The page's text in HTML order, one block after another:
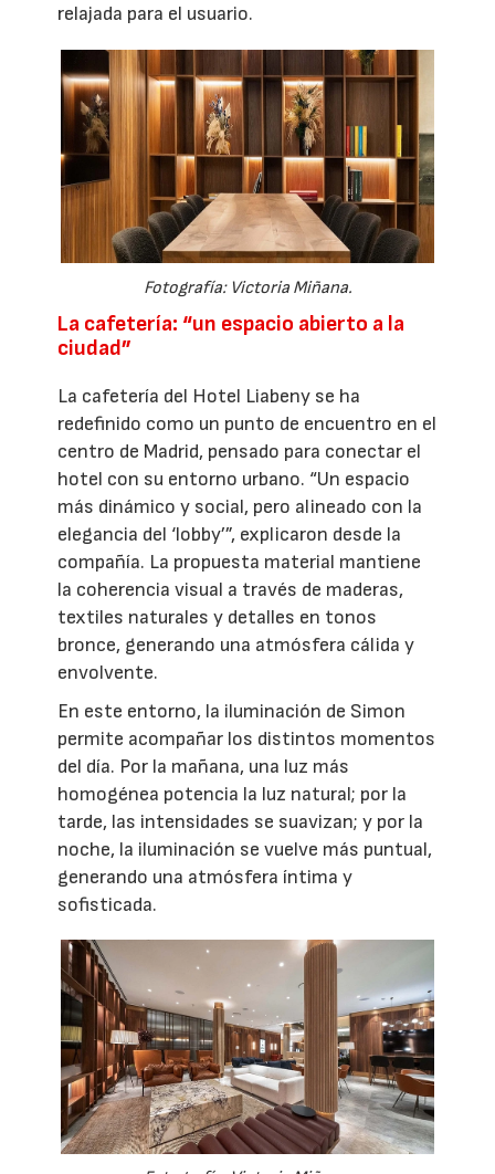
relajada para el usuario.
Fotografía: Victoria Miñana.
La cafetería: “un espacio abierto a la
ciudad”
La cafetería del Hotel Liabeny se ha
redefinido como un punto de encuentro en el
centro de Madrid, pensado para conectar el
hotel con su entorno urbano. “Un espacio
más dinámico y social, pero alineado con la
elegancia del ‘lobby’”, explicaron desde la
compañía. La propuesta material mantiene
la coherencia visual a través de maderas,
textiles naturales y detalles en tonos
bronce, generando una atmósfera cálida y
envolvente.
En este entorno, la iluminación de Simon
permite acompañar los distintos momentos
del día. Por la mañana, una luz más
homogénea potencia la luz natural; por la
tarde, las intensidades se suavizan; y por la
noche, la iluminación se vuelve más puntual,
generando una atmósfera íntima y
sofisticada.